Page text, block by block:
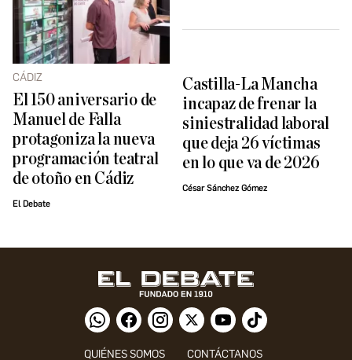
CÁDIZ
El 150 aniversario de
Manuel de Falla
protagoniza la nueva
programación teatral
de otoño en Cádiz
El Debate
Castilla-La Mancha
incapaz de frenar la
siniestralidad laboral
que deja 26 víctimas
en lo que va de 2026
César Sánchez Gómez
QUIÉNES SOMOS CONTÁCTANOS